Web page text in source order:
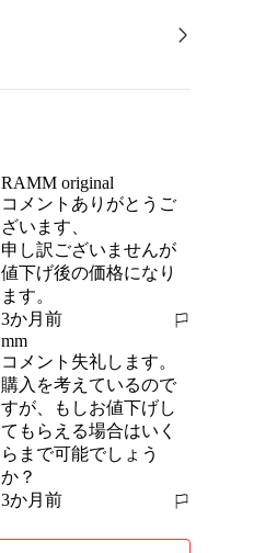
RAMM original
コメントありがとうご
ざいます、
申し訳ございませんが
値下げ後の価格になり
ます。
3か月前
報告する
mm
コメント失礼します。
購入を考えているので
すが、もしお値下げし
てもらえる場合はいく
らまで可能でしょう
か？
3か月前
報告する